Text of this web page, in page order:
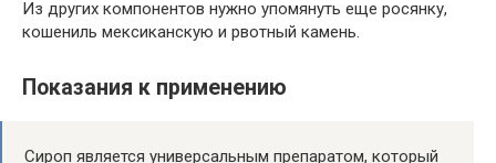
Из других компонентов нужно упомянуть еще росянку,
кошениль мексиканскую и рвотный камень.
Показания к применению
Сироп является универсальным препаратом, который